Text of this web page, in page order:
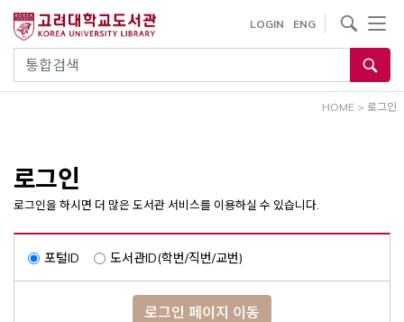
건
통합검색
LOGIN ENG
사이트내 검색
HOME > 로그인
로그인
로그인을 하시면 더 많은 도서관 서비스를 이용하실 수 있습니다.
포털ID 도서관ID(학번/직번/교번)
로그인 페이지 이동